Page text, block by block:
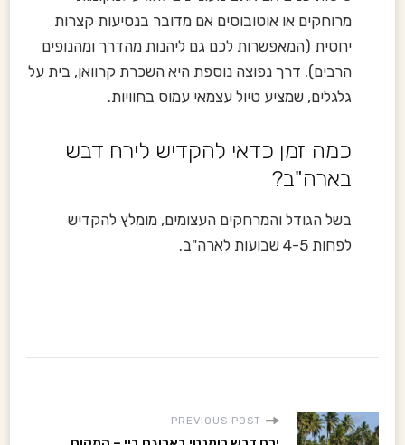
מרוחקים או אוטובוסים אם מדובר בנסיעות קצרות
יחסית (המאפשרות לכם גם ליהנות מהדרך ומהנופים
הרבים). דרך נפוצה נוספת היא השכרת קרוואן, בית על
גלגלים, שמציע טיול עצמאי עמוס בחוויות.
כמה זמן כדאי להקדיש לירח דבש
בארה"ב?
בשל הגודל והמרחקים העצומים, מומלץ להקדיש
לפחות 4-5 שבועות לארה"ב.
P
PREVIOUS POST